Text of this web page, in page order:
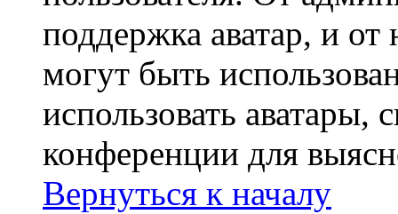
поддержка аватар, и от
могут быть
использовать аватары,
конференции для
Вернуться к началу